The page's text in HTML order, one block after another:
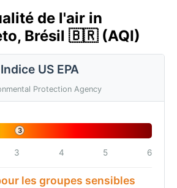
de l'air in
Brésil 🇧🇷 (AQI)
Indice US EPA
Protection Agency
3
3 4 5 6
les groupes sensibles